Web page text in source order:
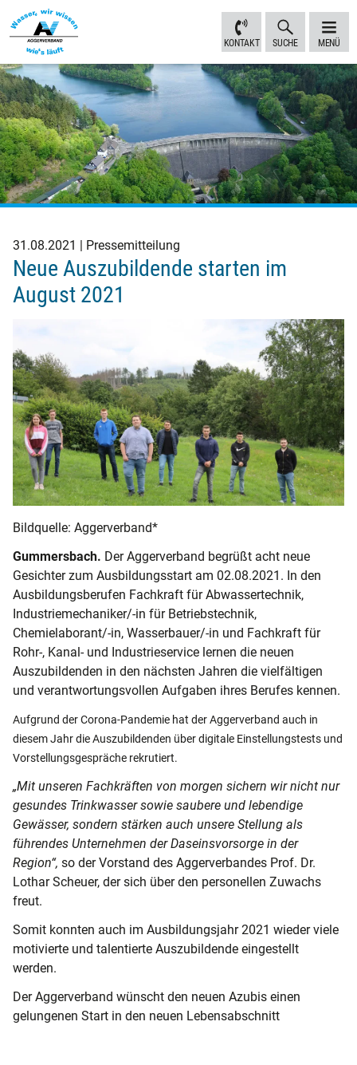
Sprungmarken
Inhalt
anspringen
Navigation
anspringen
Fußbereich
anspringen
KONTAKT SUCHE MENÜ
31.08.2021 Pressemitteilung
Neue Auszubildende starten im
August 2021
Bildquelle: Aggerverband*
Gummersbach. Der Aggerverband begrüßt acht neue
Gesichter zum Ausbildungsstart am 02.08.2021. In den
Ausbildungsberufen Fachkraft für Abwassertechnik,
Industriemechaniker/-in für Betriebstechnik,
Chemielaborant/-in, Wasserbauer/-in und Fachkraft für
Rohr-, Kanal- und Industrieservice lernen die neuen
Auszubildenden in den nächsten Jahren die vielfältigen
und verantwortungsvollen Aufgaben ihres Berufes kennen.
Aufgrund der Corona-Pandemie hat der Aggerverband auch in
diesem Jahr die Auszubildenden über digitale Einstellungstests und
Vorstellungsgespräche rekrutiert.
„Mit unseren Fachkräften von morgen sichern wir nicht nur
gesundes Trinkwasser sowie saubere und lebendige
Gewässer, sondern stärken auch unsere Stellung als
führendes Unternehmen der Daseinsvorsorge in der
Region“, so der Vorstand des Aggerverbandes Prof. Dr.
Lothar Scheuer, der sich über den personellen Zuwachs
freut.
Somit konnten auch im Ausbildungsjahr 2021 wieder viele
motivierte und talentierte Auszubildende eingestellt
werden.
Der Aggerverband wünscht den neuen Azubis einen
gelungenen Start in den neuen Lebensabschnitt